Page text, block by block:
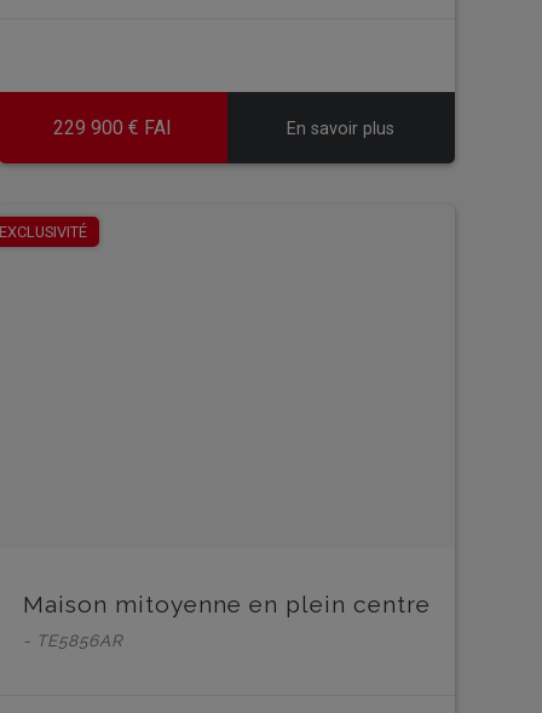
229 900 € FAI En savoir plus
EN SAVOIR PLUS
EXCLUSIVITÉ
Maison mitoyenne en plein centre
- TE5856AR